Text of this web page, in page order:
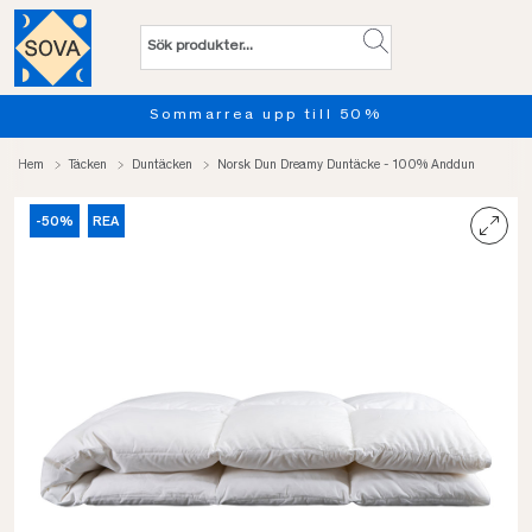
Provsov upp till 100 nätter.
Hem Täcken Duntäcken Norsk Dun Dreamy Duntäcke - 100% Anddun
-50% REA